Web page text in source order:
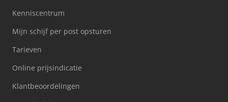
Kenniscentrum
Mijn schijf per post opsturen
Tarieven
Online prijsindicatie
Klantbeoordelingen